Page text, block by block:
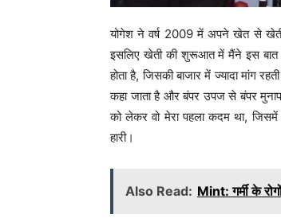
योगेश ने वर्ष 2009 में अपने खेत से
इसलिए खेती की शुरूआत में मैंने इस बात
होता है, जिसकी बाजार में ज्यादा मांग
कहा जाता है और बंपर उपज से बंपर
को लेकर वो मेरा पहला कदम था,
हारी।
Also Read: Mint: गर्मी के